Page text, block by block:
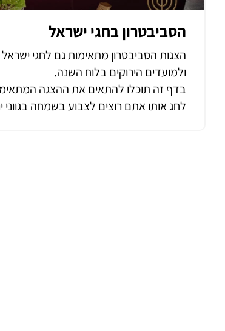
הסביבטרון בחגי ישראל
הצגות הסביבטרון מתאימות גם לחגי ישראל
ולמועדים הירוקים בלוח השנה.
בדף זה תוכלו להתאים את ההצגה
לחג אותו אתם רוצים לצבוע בשמחה בגווני